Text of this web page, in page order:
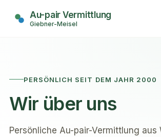
Au-pair Vermittlung
Giebner-Meisel
PERSÖNLICH SEIT DEM JAHR 2000
Wir über uns
Persönliche Au-pair-Vermittlung aus